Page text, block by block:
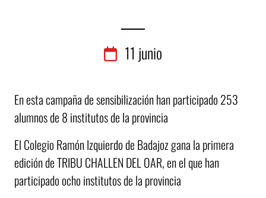
11 junio
En esta campaña de sensibilización han participado 253
alumnos de 8 institutos de la provincia
El Colegio Ramón Izquierdo de Badajoz gana la primera
edición de TRIBU CHALLEN DEL OAR, en el que han
participado ocho institutos de la provincia